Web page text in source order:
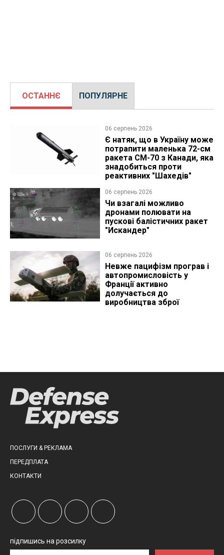
ОСТАННЄ ПОПУЛЯРНЕ
06 серпень 2026
Є натяк, що в Україну може
потрапити маленька 72-см
ракета CM-70 з Канади, яка
знадобиться проти
реактивних "Шахедів"
06 серпень 2026
Чи взагалі можливо
дронами полювати на
пускові балістичних ракет
"Искандер"
06 серпень 2026
Невже пацифізм програв і
автопромисловість у
Франції активно
долучається до
виробництва зброї
ПОСЛУГИ & РЕКЛАМА
ПЕРЕДПЛАТА
КОНТАКТИ
підпишись на розсилку